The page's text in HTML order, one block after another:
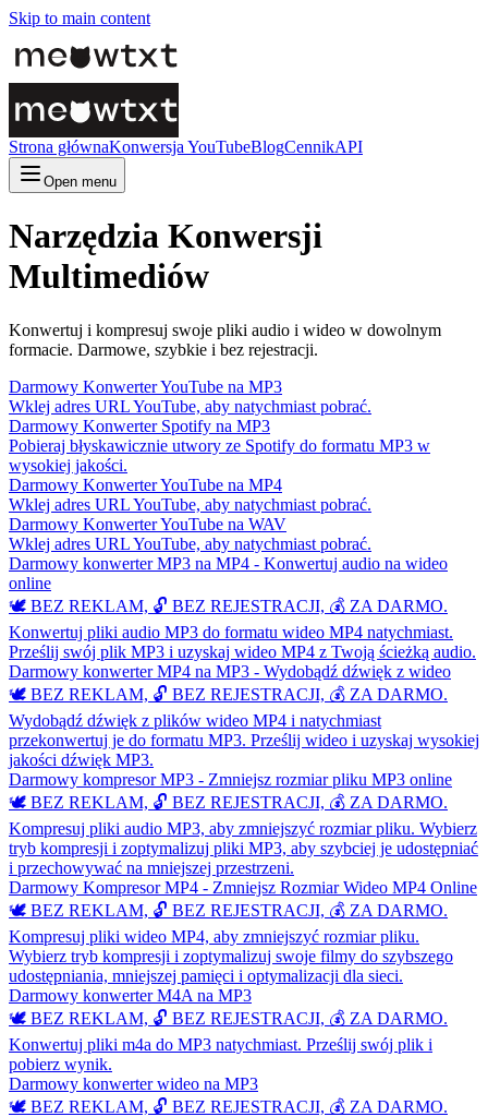
Skip to main content
Strona głównaKonwersja YouTubeBlogCennikAPI
Open menu
Narzędzia Konwersji
Multimediów
Konwertuj i kompresuj swoje pliki audio i wideo w dowolnym
formacie. Darmowe, szybkie i bez rejestracji.
Darmowy Konwerter YouTube na MP3
Wklej adres URL YouTube, aby natychmiast pobrać.
Darmowy Konwerter Spotify na MP3
Pobieraj błyskawicznie utwory ze Spotify do formatu MP3 w
wysokiej jakości.
Darmowy Konwerter YouTube na MP4
Wklej adres URL YouTube, aby natychmiast pobrać.
Darmowy Konwerter YouTube na WAV
Wklej adres URL YouTube, aby natychmiast pobrać.
Darmowy konwerter MP3 na MP4 - Konwertuj audio na wideo
online
🕊️ BEZ REKLAM, 🔓 BEZ REJESTRACJI, 💰 ZA DARMO.
Konwertuj pliki audio MP3 do formatu wideo MP4 natychmiast.
Prześlij swój plik MP3 i uzyskaj wideo MP4 z Twoją ścieżką audio.
Darmowy konwerter MP4 na MP3 - Wydobądź dźwięk z wideo
🕊️ BEZ REKLAM, 🔓 BEZ REJESTRACJI, 💰 ZA DARMO.
Wydobądź dźwięk z plików wideo MP4 i natychmiast
przekonwertuj je do formatu MP3. Prześlij wideo i uzyskaj wysokiej
jakości dźwięk MP3.
Darmowy kompresor MP3 - Zmniejsz rozmiar pliku MP3 online
🕊️ BEZ REKLAM, 🔓 BEZ REJESTRACJI, 💰 ZA DARMO.
Kompresuj pliki audio MP3, aby zmniejszyć rozmiar pliku. Wybierz
tryb kompresji i zoptymalizuj pliki MP3, aby szybciej je udostępniać
i przechowywać na mniejszej przestrzeni.
Darmowy Kompresor MP4 - Zmniejsz Rozmiar Wideo MP4 Online
🕊️ BEZ REKLAM, 🔓 BEZ REJESTRACJI, 💰 ZA DARMO.
Kompresuj pliki wideo MP4, aby zmniejszyć rozmiar pliku.
Wybierz tryb kompresji i zoptymalizuj swoje filmy do szybszego
udostępniania, mniejszej pamięci i optymalizacji dla sieci.
Darmowy konwerter M4A na MP3
🕊️ BEZ REKLAM, 🔓 BEZ REJESTRACJI, 💰 ZA DARMO.
Konwertuj pliki m4a do MP3 natychmiast. Prześlij swój plik i
pobierz wynik.
Darmowy konwerter wideo na MP3
🕊️ BEZ REKLAM, 🔓 BEZ REJESTRACJI, 💰 ZA DARMO.